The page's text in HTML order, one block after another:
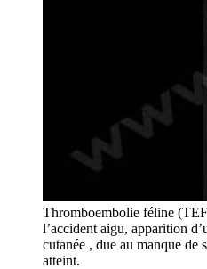
Thromboembolie féline
l’accident aigu, apparition
cutanée , due au manque de
atteint.